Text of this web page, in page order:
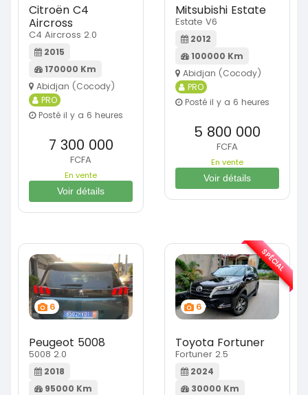
Citroën C4
Aircross
C4 Aircross 2.0
2015
170000 Km
Abidjan (Cocody)
PRO
Posté il y a 6 heures
7 300 000
FCFA
En vente
Voir détails
Mitsubishi Estate
Estate V6
2012
100000 Km
Abidjan (Cocody)
PRO
Posté il y a 6 heures
5 800 000
FCFA
En vente
Voir détails
6
Peugeot 5008
5008 2.0
2018
95000 Km
6
Toyota Fortuner
Fortuner 2.5
2024
30000 Km
SPÉCIAL